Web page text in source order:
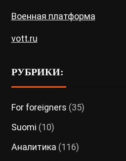
Военная платформа
vott.ru
РУБРИКИ:
For foreigners (35)
Suomi (10)
Аналитика (116)